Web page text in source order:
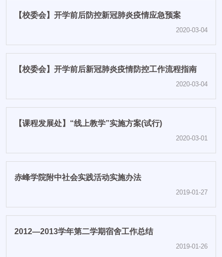
学校地址
【校委会】开学前后防控新冠肺炎疫情应急预案
2020-03-04
【校委会】开学前后新冠肺炎疫情防控工作流程指南
2020-03-04
【课程发展处】“线上教学”实施方案(试行)
2020-03-01
赤峰学院附中社会实践活动实施办法
2019-01-27
2012—2013学年第二学期宿舍工作总结
2019-01-26